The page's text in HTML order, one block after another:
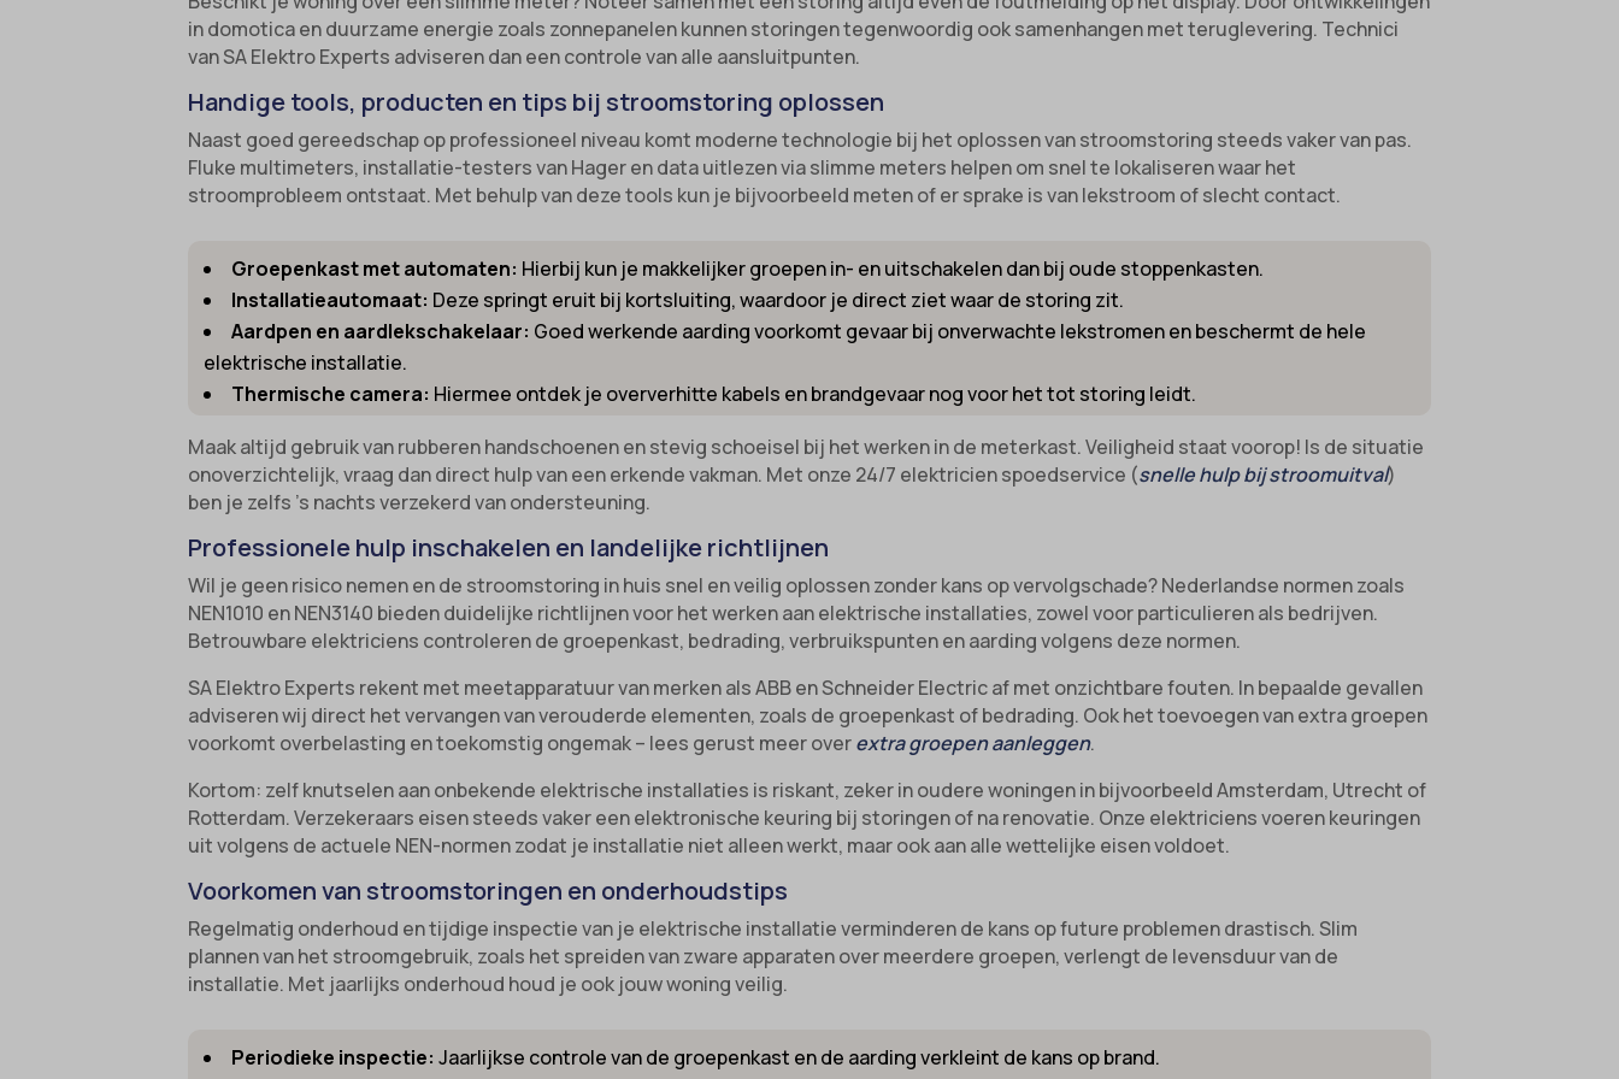
in domotica en duurzame energie zoals zonnepanelen kunnen storingen tegenwoordig ook samenhangen met teruglevering. Technici
van SA Elektro Experts adviseren dan een controle van alle aansluitpunten.
Handige tools, producten en tips bij stroomstoring oplossen
Naast goed gereedschap op professioneel niveau komt moderne technologie bij het oplossen van stroomstoring steeds vaker van pas.
Fluke multimeters, installatie-testers van Hager en data uitlezen via slimme meters helpen om snel te lokaliseren waar het
stroomprobleem ontstaat. Met behulp van deze tools kun je bijvoorbeeld meten of er sprake is van lekstroom of slecht contact.
Groepenkast met automaten: Hierbij kun je makkelijker groepen in- en uitschakelen dan bij oude stoppenkasten.
Installatieautomaat: Deze springt eruit bij kortsluiting, waardoor je direct ziet waar de storing zit.
Aardpen en aardlekschakelaar: Goed werkende aarding voorkomt gevaar bij onverwachte lekstromen en beschermt de hele
elektrische installatie.
Thermische camera: Hiermee ontdek je oververhitte kabels en brandgevaar nog voor het tot storing leidt.
Maak altijd gebruik van rubberen handschoenen en stevig schoeisel bij het werken in de meterkast. Veiligheid staat voorop! Is de situatie
onoverzichtelijk, vraag dan direct hulp van een erkende vakman. Met onze 24/7 elektricien spoedservice (snelle hulp bij stroomuitval)
ben je zelfs ’s nachts verzekerd van ondersteuning.
Professionele hulp inschakelen en landelijke richtlijnen
Wil je geen risico nemen en de stroomstoring in huis snel en veilig oplossen zonder kans op vervolgschade? Nederlandse normen zoals
NEN1010 en NEN3140 bieden duidelijke richtlijnen voor het werken aan elektrische installaties, zowel voor particulieren als bedrijven.
Betrouwbare elektriciens controleren de groepenkast, bedrading, verbruikspunten en aarding volgens deze normen.
SA Elektro Experts rekent met meetapparatuur van merken als ABB en Schneider Electric af met onzichtbare fouten. In bepaalde gevallen
adviseren wij direct het vervangen van verouderde elementen, zoals de groepenkast of bedrading. Ook het toevoegen van extra groepen
voorkomt overbelasting en toekomstig ongemak – lees gerust meer overextra groepen aanleggen.
Kortom: zelf knutselen aan onbekende elektrische installaties is riskant, zeker in oudere woningen in bijvoorbeeld Amsterdam, Utrecht of
Rotterdam. Verzekeraars eisen steeds vaker een elektronische keuring bij storingen of na renovatie. Onze elektriciens voeren keuringen
uit volgens de actuele NEN-normen zodat je installatie niet alleen werkt, maar ook aan alle wettelijke eisen voldoet.
Voorkomen van stroomstoringen en onderhoudstips
Regelmatig onderhoud en tijdige inspectie van je elektrische installatie verminderen de kans op future problemen drastisch. Slim
plannen van het stroomgebruik, zoals het spreiden van zware apparaten over meerdere groepen, verlengt de levensduur van de
installatie. Met jaarlijks onderhoud houd je ook jouw woning veilig.
Periodieke inspectie: Jaarlijkse controle van de groepenkast en de aarding verkleint de kans op brand.
cmplz_functional
cmplz_preferences
cmplz_statistics
CONSENT
CookieConsent
cookieconsent_status
cookieyes-consent
et-editor-available-post-*
et-pb-recent-items-colors
googtrans
gt_auto_switch
intercom-id-*
intercom-session-*
OptanonConsent
sessionId
timezone
wordpress_logged_in_*
wordpress_test_cookie
wp-settings-time-*
cookies-state
_gcl_au
intercom-device-id-*
Andere diensten
Deze categorie omvat alle cookies, domeinen en services die niet in de andere specifieke
categorieën vallen of niet duidelijk zijn gecategoriseerd.
Details weergeven
_dd_s
_deCookiesConsent
_upscope__region
acris_cookie_acc
av_tunnel
blocksy_cookies_consent_accepted
cato_fw_inet
cb-enabled
cc_cookie_accept
cli_cookie_consent
cookie_permission_granted
cookie-*
cookies_accepted
cookiesEnabled
domain
et-editing-post-*
et-recommend-sync-post-*
et-saving-post-*